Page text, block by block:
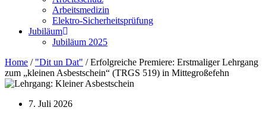
Arbeitsmedizin
Elektro-Sicherheitsprüfung
Jubiläum
Jubiläum 2025
Home / "Dit un Dat" / Erfolgreiche Premiere: Erstmaliger Lehrgang
zum „kleinen Asbestschein“ (TRGS 519) in Mittegroßefehn
7. Juli 2026